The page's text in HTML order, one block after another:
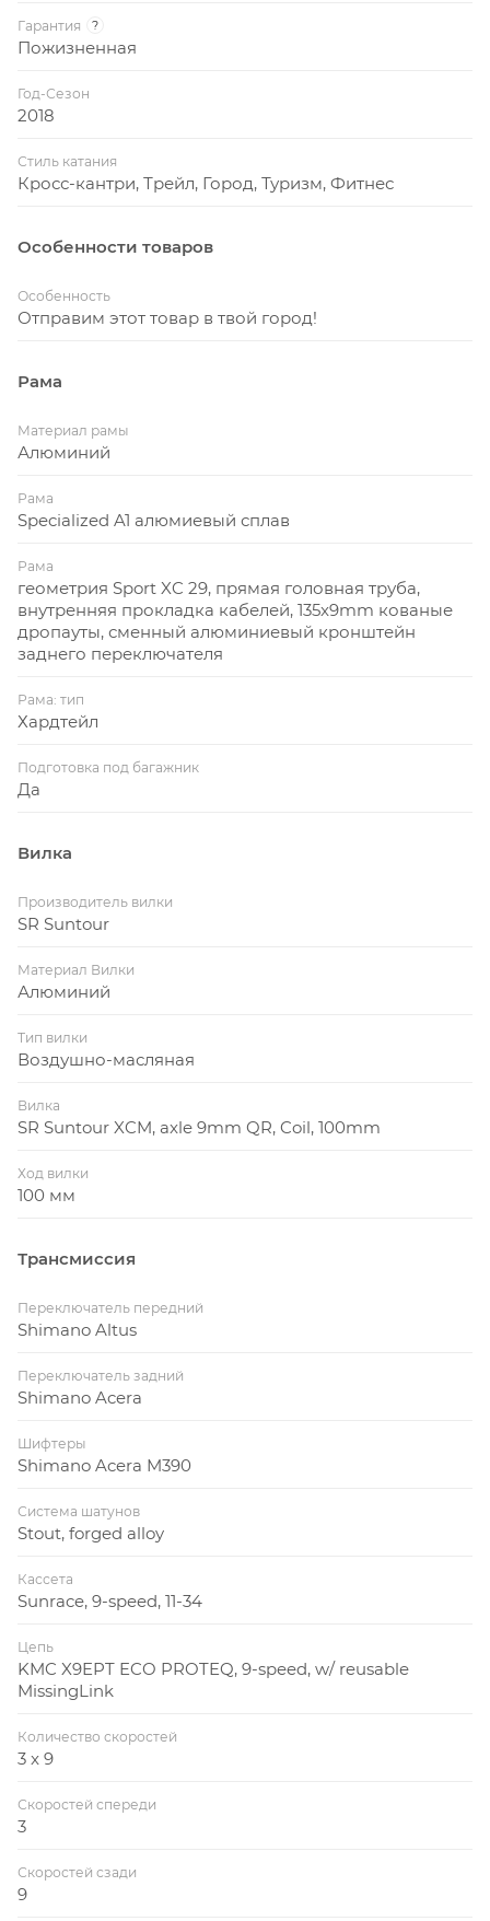
Гарантия ?
Пожизненная
Год-Сезон
2018
Стиль катания
Кросс-кантри, Трейл, Город, Туризм, Фитнес
Особенности товаров
Особенность
Отправим этот товар в твой город!
Рама
Материал рамы
Алюминий
Рама
Specialized A1 алюмиевый сплав
Рама
геометрия Sport XC 29, прямая головная труба,
внутренняя прокладка кабелей, 135x9mm кованые
дропауты, сменный алюминиевый кронштейн
заднего переключателя
Рама: тип
Хардтейл
Подготовка под багажник
Да
Вилка
Производитель вилки
SR Suntour
Материал Вилки
Алюминий
Тип вилки
Воздушно-масляная
Вилка
SR Suntour XCM, axle 9mm QR, Coil, 100mm
Ход вилки
100 мм
Трансмиссия
Переключатель передний
Shimano Altus
Переключатель задний
Shimano Acera
Шифтеры
Shimano Acera M390
Система шатунов
Stout, forged alloy
Кассета
Sunrace, 9-speed, 11-34
Цепь
KMC X9EPT ECO PROTEQ, 9-speed, w/ reusable
MissingLink
Количество скоростей
3 x 9
Скоростей спереди
3
Скоростей сзади
9